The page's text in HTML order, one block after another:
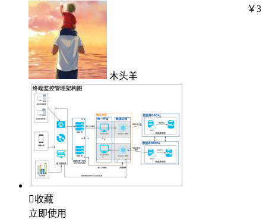
木头羊
￥3
收藏
立即使用